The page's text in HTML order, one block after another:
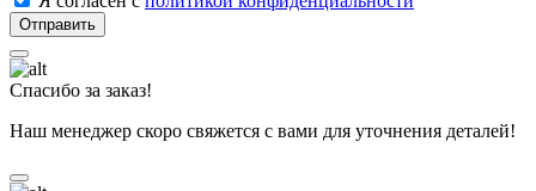
Спасибо за заказ!
Наш менеджер скоро свяжется с вами для уточнения деталей!